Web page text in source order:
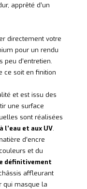
apprêté d’un
directement votre
pour un rendu
peu d’entretien.
ce soit en finition
et est issu des
une surface
sont réalisées
l’eau et aux UV.
d’encre
et du
définitivement
affleurant
qui masque la